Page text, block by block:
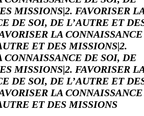
MISSIONS|2. FAVORISER
DE SOI, DE L’AUTRE ET
LA CONNAISSANCE
ET DES MISSIONS|2.
CONNAISSANCE DE SOI, DE
MISSIONS|2. FAVORISER
DE SOI, DE L’AUTRE ET
LA CONNAISSANCE
ET DES MISSIONS